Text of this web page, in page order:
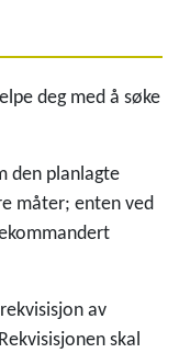
deg med å søke
den planlagte
måter; enten ved
av
skal